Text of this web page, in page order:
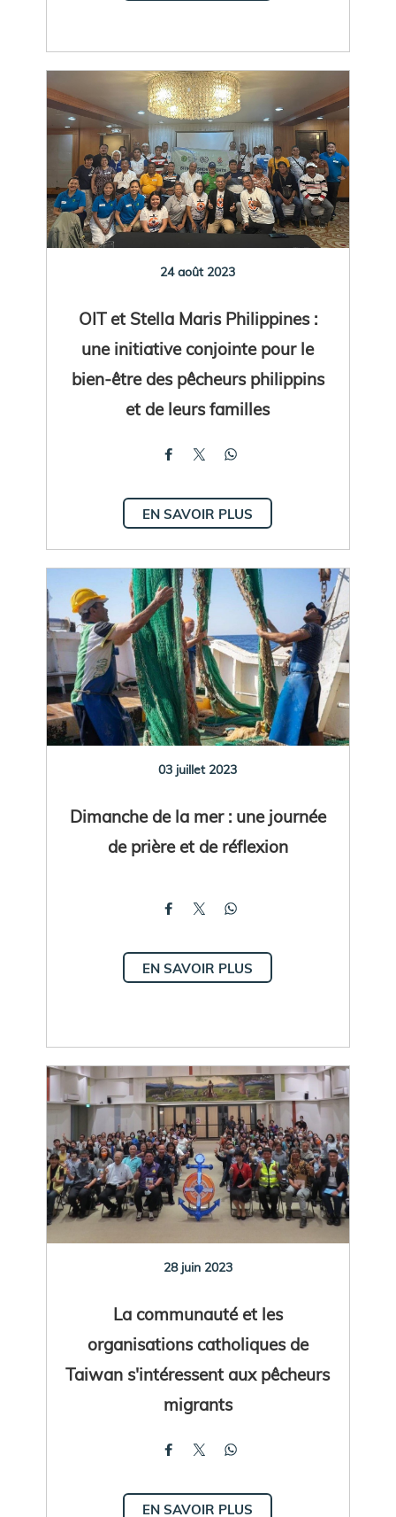
24 août 2023
OIT et Stella Maris Philippines :
une initiative conjointe pour le
bien-être des pêcheurs philippins
et de leurs familles
EN SAVOIR PLUS
03 juillet 2023
Dimanche de la mer : une journée
de prière et de réflexion
EN SAVOIR PLUS
28 juin 2023
La communauté et les
organisations catholiques de
Taiwan s'intéressent aux pêcheurs
migrants
EN SAVOIR PLUS